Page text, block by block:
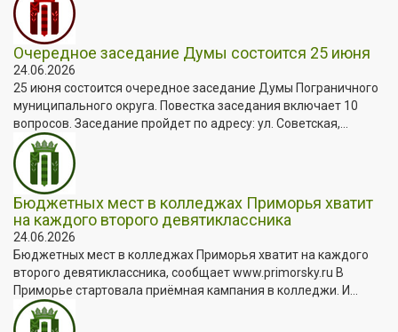
Очередное заседание Думы состоится 25 июня
24.06.2026
25 июня состоится очередное заседание Думы Пограничного
муниципального округа. Повестка заседания включает 10
вопросов. Заседание пройдет по адресу: ул. Советская,...
Бюджетных мест в колледжах Приморья хватит
на каждого второго девятиклассника
24.06.2026
Бюджетных мест в колледжах Приморья хватит на каждого
второго девятиклассника, сообщает www.primorsky.ru В
Приморье стартовала приёмная кампания в колледжи. И...